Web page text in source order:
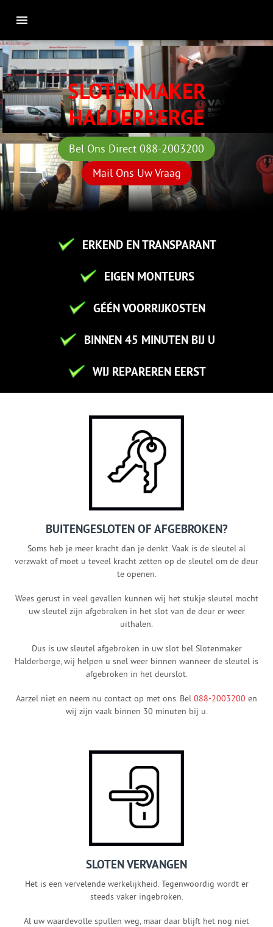
SLOTENMAKER
HALDERBERGE
Bel Ons Direct 088-2003200
Mail Ons Uw Vraag
ERKEND EN TRANSPARANT
EIGEN MONTEURS
GÉÉN VOORRIJKOSTEN
BINNEN 45 MINUTEN BIJ U
WIJ REPAREREN EERST
BUITENGESLOTEN OF AFGEBROKEN?
Soms heb je meer kracht dan je denkt. Vaak is de sleutel al
verzwakt of moet u teveel kracht zetten op de sleutel om de deur
te openen.
Wees gerust in veel gevallen kunnen wij het stukje sleutel mocht
uw sleutel zijn afgebroken in het slot van de deur er weer
uithalen.
Dus is uw sleutel afgebroken in uw slot bel Slotenmaker
Halderberge, wij helpen u snel weer binnen wanneer de sleutel is
afgebroken in het deurslot.
Aarzel niet en neem nu contact op met ons. Bel 088-2003200 en
wij zijn vaak binnen 30 minuten bij u.
SLOTEN VERVANGEN
Het is een vervelende werkelijkheid. Tegenwoordig wordt er
steeds vaker ingebroken.
Al uw waardevolle spullen weg, maar daar blijft het nog niet